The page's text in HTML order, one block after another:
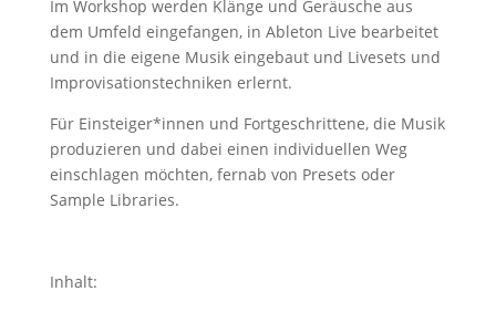
Im Workshop werden Klänge und Geräusche aus
dem Umfeld eingefangen, in Ableton Live bearbeitet
und in die eigene Musik eingebaut und Livesets und
Improvisationstechniken erlernt.
Für Einsteiger*innen und Fortgeschrittene, die Musik
produzieren und dabei einen individuellen Weg
einschlagen möchten, fernab von Presets oder
Sample Libraries.
Inhalt: